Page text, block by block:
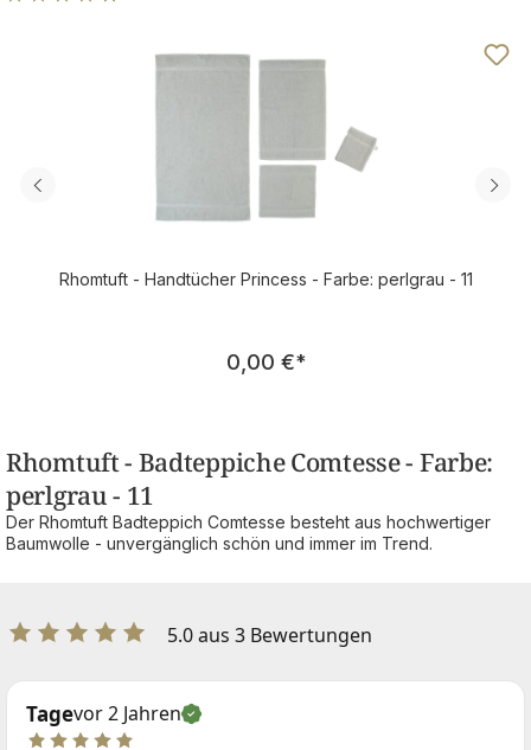
Rhomtuft - Handtücher Princess - Farbe: perlgrau - 11
Regulärer Preis:
0,00 €*
Rhomtuft - Badteppiche Comtesse - Farbe:
perlgrau - 11
Der Rhomtuft Badteppich Comtesse besteht aus hochwertiger
Baumwolle - unvergänglich schön und immer im Trend.
5.0 aus 3 Bewertungen
Tagevor 2 Jahren